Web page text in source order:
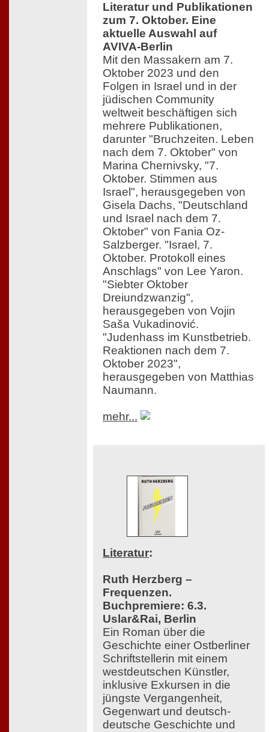
Literatur und Publikationen
zum 7. Oktober. Eine
aktuelle Auswahl auf
AVIVA-Berlin
Mit den Massakern am 7.
Oktober 2023 und den
Folgen in Israel und in der
jüdischen Community
weltweit beschäftigen sich
mehrere Publikationen,
darunter "Bruchzeiten. Leben
nach dem 7. Oktober" von
Marina Chernivsky, "7.
Oktober. Stimmen aus
Israel", herausgegeben von
Gisela Dachs, "Deutschland
und Israel nach dem 7.
Oktober" von Fania Oz-
Salzberger. "Israel, 7.
Oktober. Protokoll eines
Anschlags" von Lee Yaron.
"Siebter Oktober
Dreiundzwanzig",
herausgegeben von Vojin
Saša Vukadinović.
"Judenhass im Kunstbetrieb.
Reaktionen nach dem 7.
Oktober 2023",
herausgegeben von Matthias
Naumann.
mehr...
Literatur:
Ruth Herzberg –
Frequenzen.
Buchpremiere: 6.3.
Uslar&Rai, Berlin
Ein Roman über die
Geschichte einer Ostberliner
Schriftstellerin mit einem
westdeutschen Künstler,
inklusive Exkursen in die
jüngste Vergangenheit,
Gegenwart und deutsch-
deutsche Geschichte und